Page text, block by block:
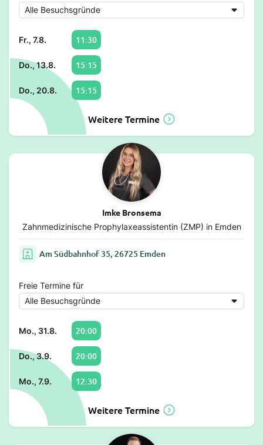
Fr., 7.8. 11:30
Do., 13.8. 15:15
Do., 20.8. 15:15
Weitere Termine
Imke Bronsema
Zahnmedizinische Prophylaxeassistentin (ZMP) in Emden
Am Südbahnhof 35, 26725 Emden
Freie Termine für
Mo., 31.8. 20:00
Do., 3.9. 20:00
Mo., 7.9. 12:30
Weitere Termine